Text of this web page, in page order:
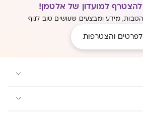
למועדון של אלטמן!
מידע ומבצעים שעושים טוב לגוף
לפרטים והצטרפות